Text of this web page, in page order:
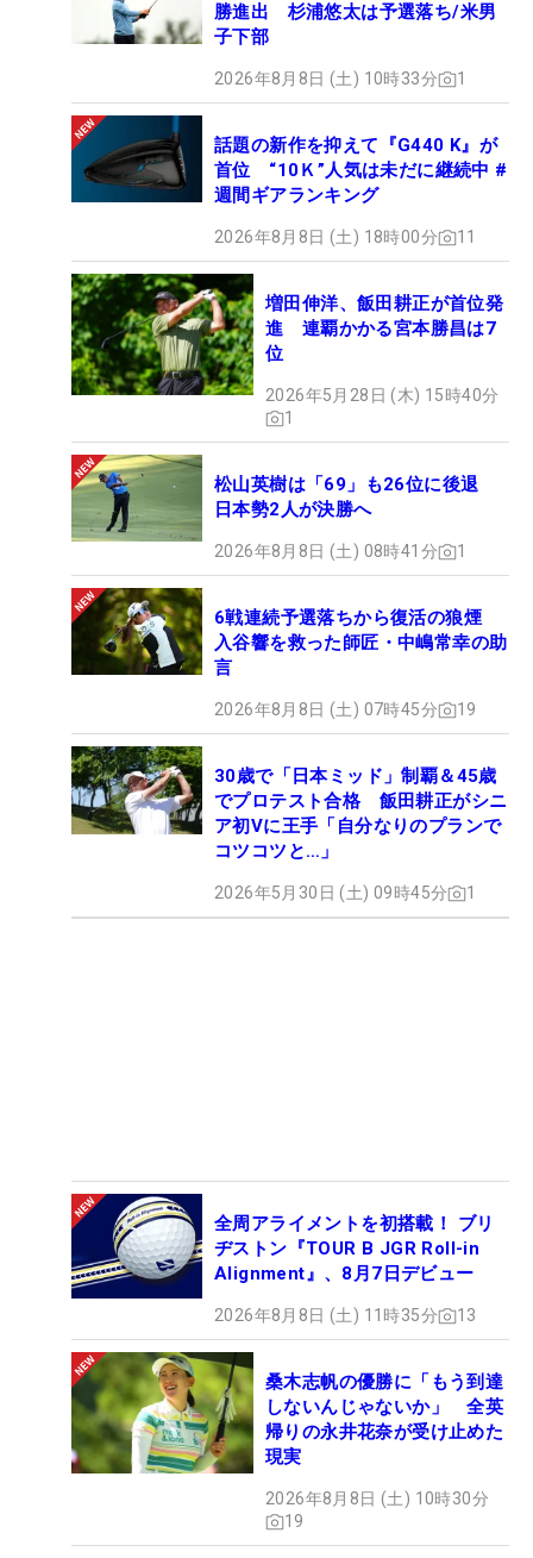
勝進出 杉浦悠太は予選落ち/米男
子下部
2026年8月8日 (土) 10時33分 1
話題の新作を抑えて『G440 K』が
首位 “10Ｋ”人気は未だに継続中 #
週間ギアランキング
2026年8月8日 (土) 18時00分 11
増田伸洋、飯田耕正が首位発
進 連覇かかる宮本勝昌は7
位
2026年5月28日 (木) 15時40分
1
松山英樹は「69」も26位に後退
日本勢2人が決勝へ
2026年8月8日 (土) 08時41分 1
6戦連続予選落ちから復活の狼煙
入谷響を救った師匠・中嶋常幸の助
言
2026年8月8日 (土) 07時45分 19
30歳で「日本ミッド」制覇＆45歳
でプロテスト合格 飯田耕正がシニ
ア初Vに王手「自分なりのプランで
コツコツと…」
2026年5月30日 (土) 09時45分 1
全周アライメントを初搭載！ ブリ
ヂストン『TOUR B JGR Roll-in
Alignment』、8月7日デビュー
2026年8月8日 (土) 11時35分 13
桑木志帆の優勝に「もう到達
しないんじゃないか」 全英
帰りの永井花奈が受け止めた
現実
2026年8月8日 (土) 10時30分
19